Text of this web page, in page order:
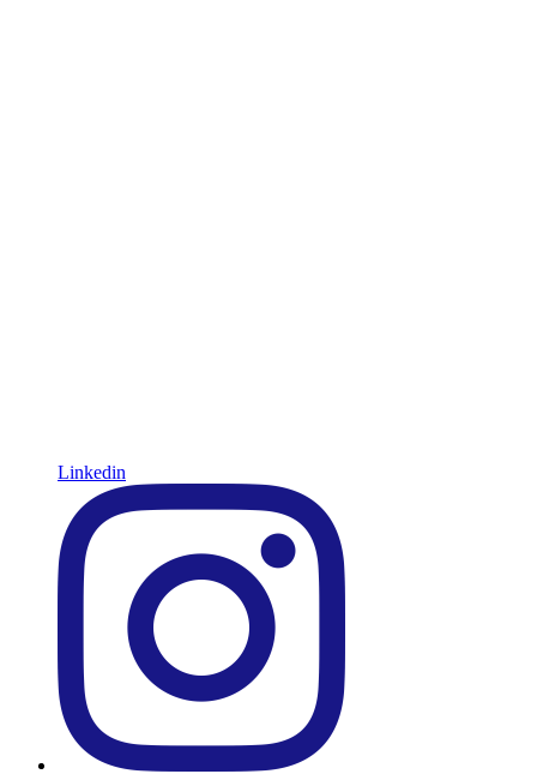
Linkedin